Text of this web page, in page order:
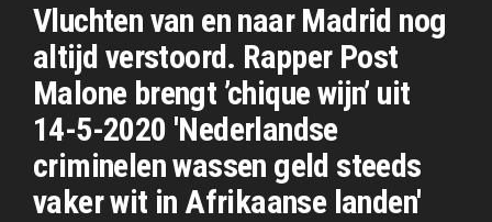
Vluchten van en naar Madrid nog
altijd verstoord. Rapper Post
Malone brengt ’chique wijn’ uit
14-5-2020 'Nederlandse
criminelen wassen geld steeds
vaker wit in Afrikaanse landen'